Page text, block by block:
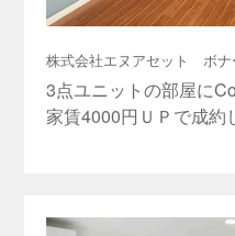
株式会社エヌアセット ボナ
3点ユニットの部屋に
家賃4000円ＵＰで成約